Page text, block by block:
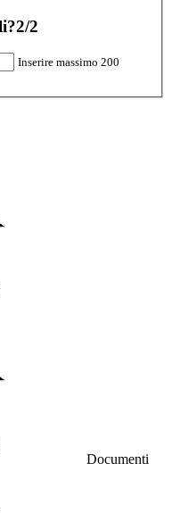
2/2
Inserire massimo 200
Documenti